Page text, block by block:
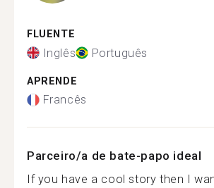
FLUENTE
Inglês Português
APRENDE
Francês
Parceiro/a de bate-papo ideal
If you have a cool story then I